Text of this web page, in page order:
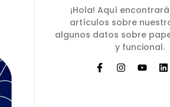
¡Hola! Aquí
artículos sobre
algunos datos sobre
y funcional.